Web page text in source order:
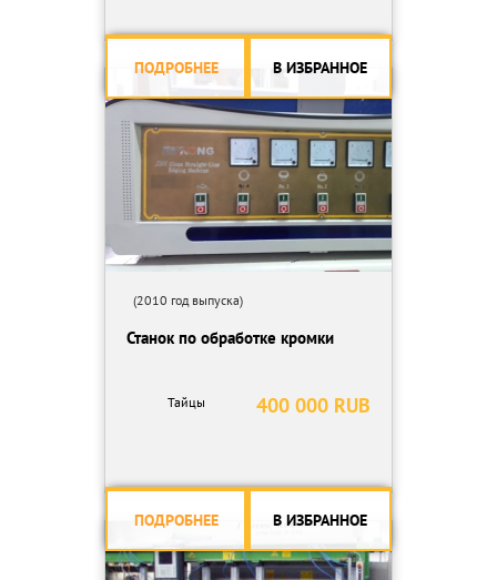
ПОДРОБНЕЕ В ИЗБРАННОЕ
(2010 год выпуска)
Станок по обработке кромки
400 000 RUB
Тайцы
ПОДРОБНЕЕ В ИЗБРАННОЕ